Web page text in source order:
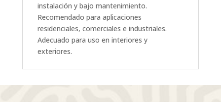
instalación y bajo mantenimiento.
Recomendado para aplicaciones
residenciales, comerciales e industriales.
Adecuado para uso en interiores y
exteriores.